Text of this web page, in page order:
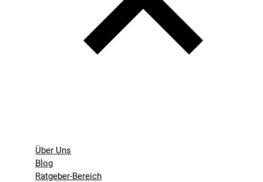
Über Uns
Blog
Ratgeber-Bereich